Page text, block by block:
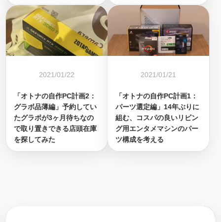
2021/01/22
「オトナの自作PC計画2：
グラボ品薄編」予約してい
たグラボが3ヶ月待ちなの
で取り置きできる店頭在庫
を探してみた
2021/01/21
「オトナの自作PC計画1：
パーツ選定編」14年ぶりに
組む、コスパの良いリビン
グ用エンタメマシンのパー
ツ構成を考える